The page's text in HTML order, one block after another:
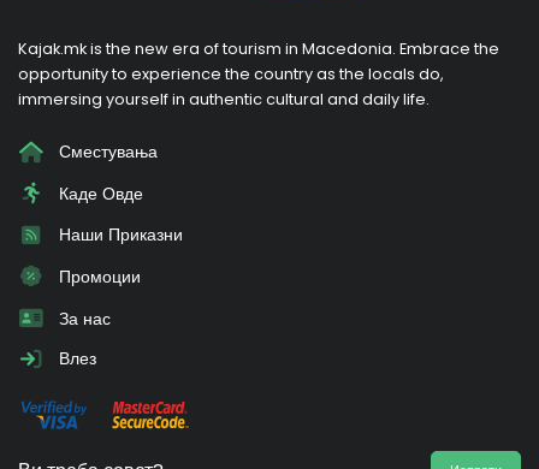
Kajak.mk is the new era of tourism in Macedonia. Embrace the
opportunity to experience the country as the locals do,
immersing yourself in authentic cultural and daily life.
Сместувања
Каде Овде
Наши Приказни
Промоции
За нас
Влез